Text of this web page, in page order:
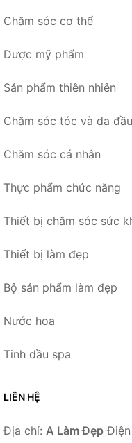
Chăm sóc cơ thể
Dược mỹ phẩm
Sản phẩm thiên nhiên
Chăm sóc tóc và da đầu
Chăm sóc cá nhân
Thực phẩm chức năng
Thiết bị chăm sóc sức
Thiết bị làm đẹp
Bộ sản phẩm làm đẹp
Nước hoa
Tinh dầu spa
LIÊN HỆ
Địa chỉ: A Làm Đẹp Điện